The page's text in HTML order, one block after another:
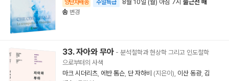
양탄자배송 주말특급 8월 10일 (월) 아침 7시 출근전 배
송 변경
33. 자아와 무아 - 분석철학과 현상학 그리고 인도철학
으로부터의 사색
마크 시더리츠 에반 톰슨 단 자하비 (지은이), 이산 동광, 김